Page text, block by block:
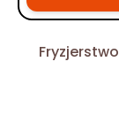
Fryzjerstwo